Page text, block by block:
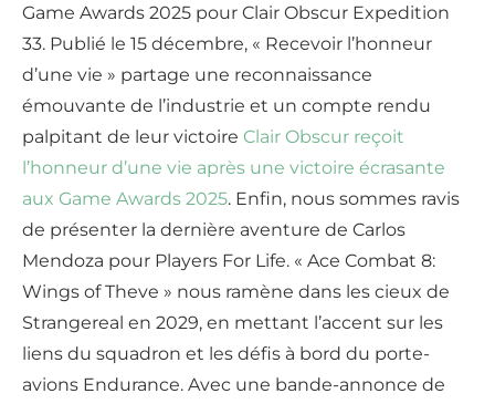
Game Awards 2025 pour Clair Obscur Expedition
33. Publié le 15 décembre, « Recevoir l’honneur
d’une vie » partage une reconnaissance
émouvante de l’industrie et un compte rendu
palpitant de leur victoire Clair Obscur reçoit
l’honneur d’une vie après une victoire écrasante
aux Game Awards 2025. Enfin, nous sommes ravis
de présenter la dernière aventure de Carlos
Mendoza pour Players For Life. « Ace Combat 8:
Wings of Theve » nous ramène dans les cieux de
Strangereal en 2029, en mettant l’accent sur les
liens du squadron et les défis à bord du porte-
avions Endurance. Avec une bande-annonce de